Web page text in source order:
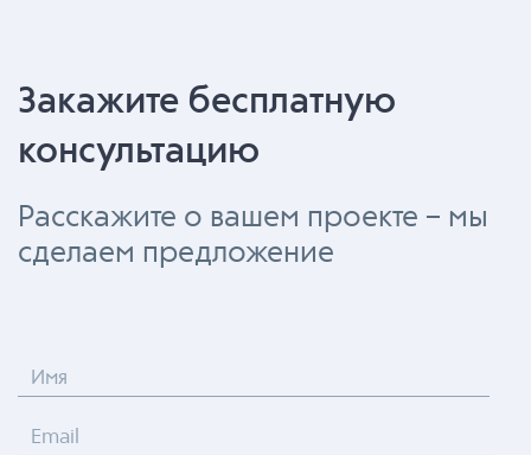
Закажите бесплатную
консультацию
Расскажите о вашем проекте – мы
сделаем предложение
Имя
Email